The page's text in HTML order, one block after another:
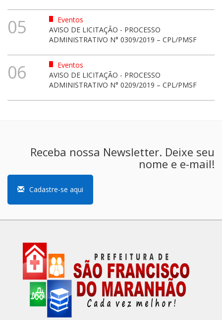
05
Eventos
AVISO DE LICITAÇÃO - PROCESSO
ADMINISTRATIVO N° 0309/2019 – CPL/PMSF
06
Eventos
AVISO DE LICITAÇÃO - PROCESSO
ADMINISTRATIVO N° 0209/2019 – CPL/PMSF
Receba nossa Newsletter. Deixe seu
nome e e-mail!
Cadastre-se aqui